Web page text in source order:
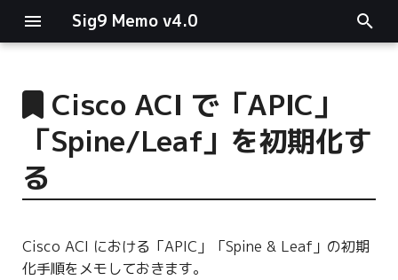
Sig9 Memo v4.0
main関数
リスト関連
ログ関連
Cisco ACI で「APIC」
「Spine/Leaf」を初期化す
る
Cisco ACI における「APIC」「Spine & Leaf」の初期
化手順をメモしておきます。